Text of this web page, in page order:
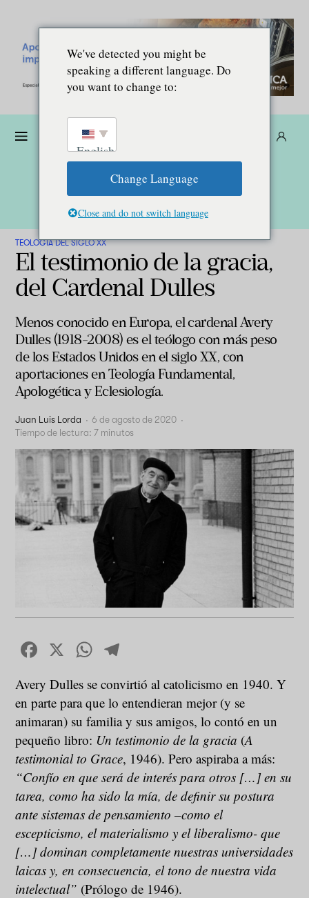
TEOLOGÍA DEL SIGLO XX
El testimonio de la gracia,
del Cardenal Dulles
Menos conocido en Europa, el cardenal Avery
Dulles (1918-2008) es el teólogo con más peso
de los Estados Unidos en el siglo XX, con
aportaciones en Teología Fundamental,
Apologética y Eclesiología.
Juan Luis Lorda · 6 de agosto de 2020 ·
Tiempo de lectura: 7 minutos
Facebook
X WhatsApp
Avery Dulles se convirtió al catolicismo en 1940. Y
en parte para que lo entendieran mejor (y se
animaran) su familia y sus amigos, lo contó en un
pequeño libro: Un testimonio de la gracia (A
testimonial to Grace, 1946). Pero aspiraba a más:
“Confío en que será de interés para otros […] en su
tarea, como ha sido la mía, de definir su postura
ante sistemas de pensamiento –como el
escepticismo, el materialismo y el liberalismo- que
[…] dominan completamente nuestras universidades
laicas y, en consecuencia, el tono de nuestra vida
intelectual” (Prólogo de 1946).
We've detected you might be
speaking a different language. Do
you want to change to:
English
Change Language
Close and do not switch language